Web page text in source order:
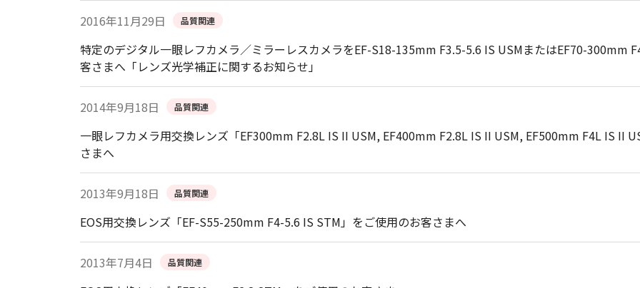
2016年11月29日 品質関連
特定のデジタル一眼レフカメラ／ミラーレスカメラをEF-S18-135mm F3.5-5.6 IS USMまたはEF70-300mm
客さまへ「レンズ光学補正に関するお知らせ」
2014年9月18日 品質関連
一眼レフカメラ用交換レンズ「EF300mm F2.8L IS II USM, EF400mm F2.8L IS II USM, EF500mm F4L IS II
さまへ
2013年9月18日 品質関連
EOS用交換レンズ「EF-S55-250mm F4-5.6 IS STM」をご使用のお客さまへ
2013年7月4日 品質関連